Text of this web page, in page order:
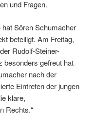
und Fragen.
Sören Schumacher
beteiligt. Am Freitag,
Rudolf-Steiner-
besonders gefreut hat
nach der
Eintreten der jungen
klare,
Rechts.“